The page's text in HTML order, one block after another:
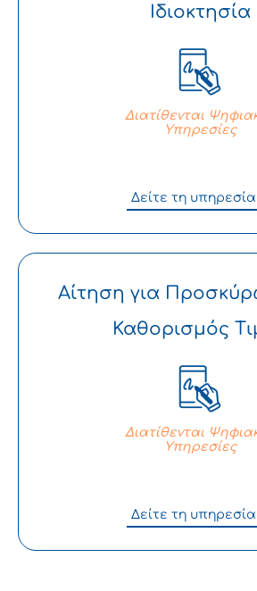
Ιδιοκτησία
Διατίθενται
Υπηρεσίες
Δείτε τη υπηρεσία
Αίτηση για
Καθορισμός
Διατίθενται
Υπηρεσίες
Δείτε τη υπηρεσία